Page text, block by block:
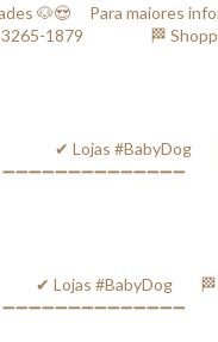
🐶😍 ⠀ Para maiores
3265-1879⠀⠀ ⠀⠀⠀ 🏁
Lojas